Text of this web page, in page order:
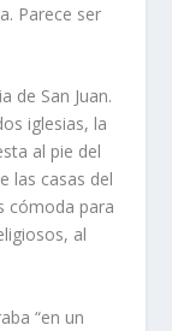
Parece ser
de San Juan.
iglesias, la
al pie del
las casas del
cómoda para
al
“en un